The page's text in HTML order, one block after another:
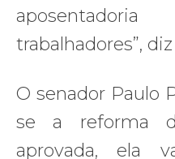
trabalhadores”,
O senador Paulo
se a reforma
aprovada, ela